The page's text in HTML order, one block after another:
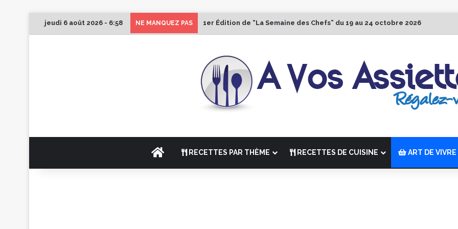
jeudi 6 août 2026 - 6:58 NE MANQUEZ PAS 1er Édition de “La Semaine des Chefs” du 19 au 24 octobre 2026
ACCUEILRECETTES PAR THÈME RECETTES DE CUISINE ART DE VIVRE